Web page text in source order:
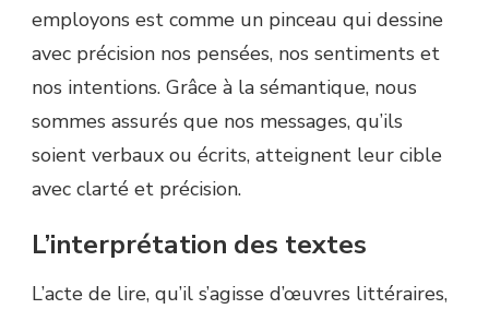
employons est comme un pinceau qui dessine
avec précision nos pensées, nos sentiments et
nos intentions. Grâce à la sémantique, nous
sommes assurés que nos messages, qu’ils
soient verbaux ou écrits, atteignent leur cible
avec clarté et précision.
L’interprétation des textes
L’acte de lire, qu’il s’agisse d’œuvres littéraires,